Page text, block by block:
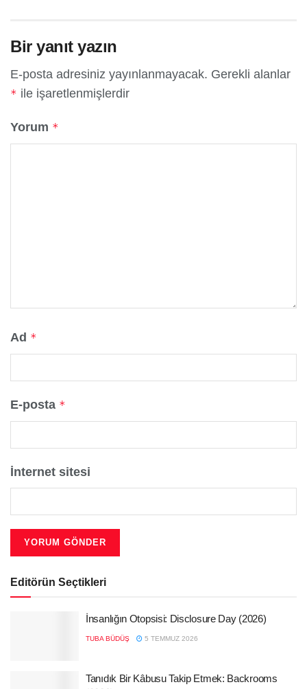
Bir yanıt yazın
E-posta adresiniz yayınlanmayacak. Gerekli alanlar
* ile işaretlenmişlerdir
Yorum *
Ad *
E-posta *
İnternet sitesi
Editörün Seçtikleri
İnsanlığın Otopsisi: Disclosure Day (2026)
TUBA BÜDÜŞ 5 TEMMUZ 2026
Tanıdık Bir Kâbusu Takip Etmek: Backrooms